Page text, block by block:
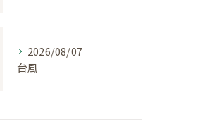
2026/08/07
台風